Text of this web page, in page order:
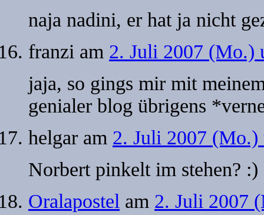
naja nadini, er hat ja nicht
franzi am 2. Juli 2007 (Mo.)
jaja, so gings mir mit
genialer blog übrigens
helgar am 2. Juli 2007 (Mo.)
Norbert pinkelt im stehen? :)
Oralapostel am 2. Juli 2007